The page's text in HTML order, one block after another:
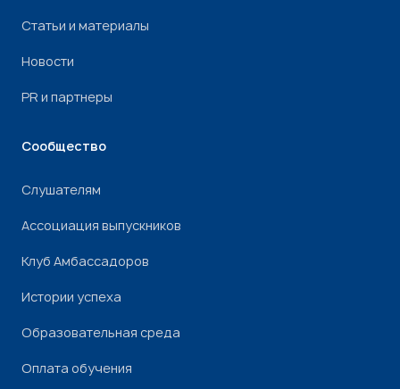
Статьи и материалы
Новости
PR и партнеры
Сообщество
Слушателям
Ассоциация выпускников
Клуб Амбассадоров
Истории успеха
Образовательная среда
Оплата обучения